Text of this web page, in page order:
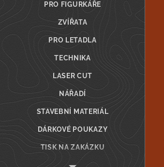
PRO FIGURKÁŘE
ZVÍŘATA
PRO LETADLA
TECHNIKA
LASER CUT
NÁŘADÍ
STAVEBNÍ MATERIÁL
DÁRKOVÉ POUKAZY
TISK NA ZAKÁZKU
DESKOHERNÍ VEČERY